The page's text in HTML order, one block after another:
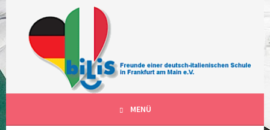
zum
BILIS FRANKFURT AM MAIN
DEUTSCH-ITALIENISCHE
KLASSEN
FÖRDERVEREIN DER DEUTSCH-ITALIENISCHEN
SCHULKLASSEN IN FRANKFURT AM MAIN DEUTSCHLAND
MENÜ